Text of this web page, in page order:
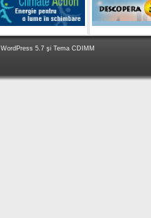
WordPress 5.7 şi Tema CDIMM